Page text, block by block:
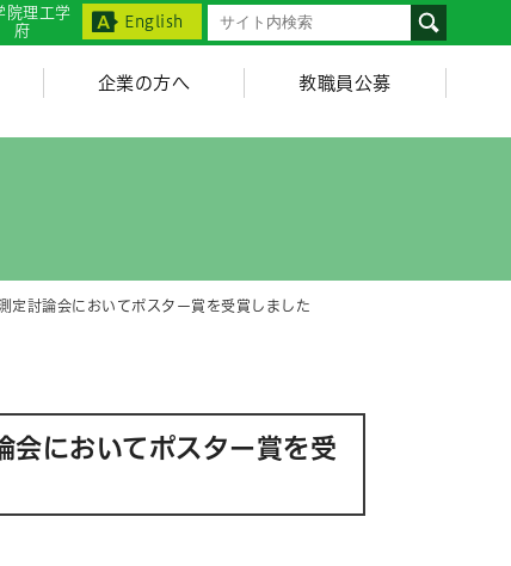
院理工学
府
English
企業の方へ 教職員公募
定討論会においてポスター賞を受賞しました
会においてポスター賞を受